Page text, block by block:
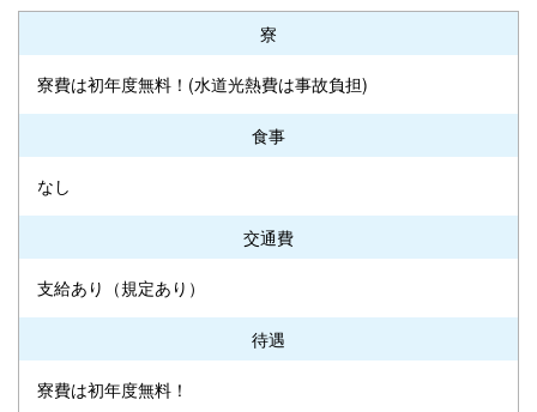
寮
寮費は初年度無料！(水道光熱費は事故負担)
食事
なし
交通費
支給あり（規定あり）
待遇
寮費は初年度無料！